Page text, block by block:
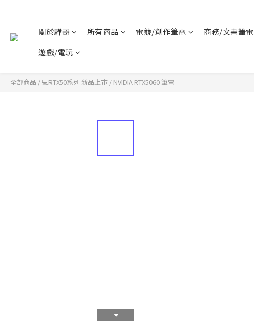
關於驊哥 所有商品 電競/創作筆電 商務/文書筆電
遊戲/電玩
全部商品 / 💻RTX50系列 新品上市 / NVIDIA RTX5060 筆電